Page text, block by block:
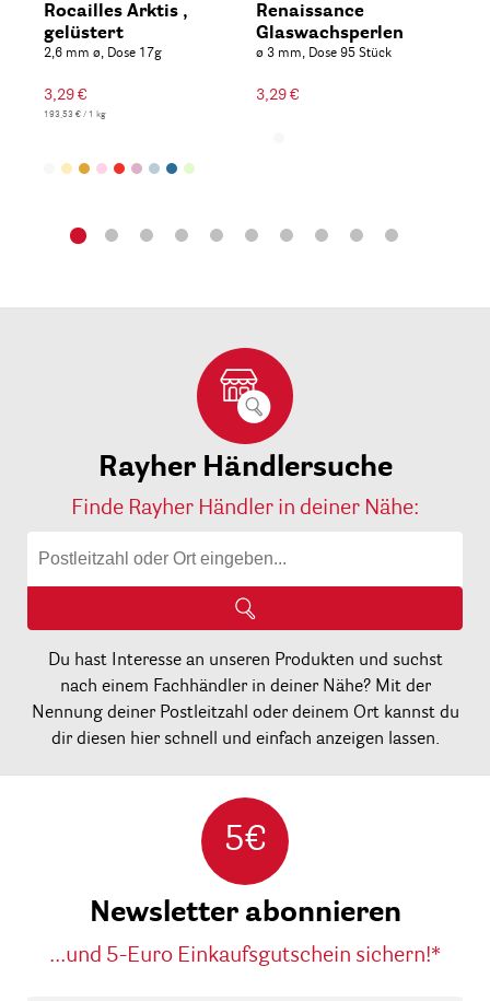
Rocailles Arktis ,
gelüstert
2,6 mm ø, Dose 17g
3,29 €
193,53 € / 1 kg
Renaissance
Glaswachsperlen
ø 3 mm, Dose 95 Stück
3,29 €
Rayher Händlersuche
Finde Rayher Händler in deiner Nähe:
Du hast Interesse an unseren Produkten und suchst
nach einem Fachhändler in deiner Nähe? Mit der
Nennung deiner Postleitzahl oder deinem Ort kannst du
dir diesen hier schnell und einfach anzeigen lassen.
5€
Newsletter abonnieren
...und 5-Euro Einkaufsgutschein sichern!*